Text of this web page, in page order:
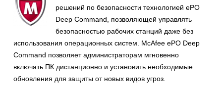
решений по безопасности технологией ePO
Deep Command, позволяющей управлять
безопасностью рабочих станций даже без
использования операционных систем. McAfee ePO Deep
Command позволяет администраторам мгновенно
включать ПК дистанционно и установить необходимые
обновления для защиты от новых видов угроз.